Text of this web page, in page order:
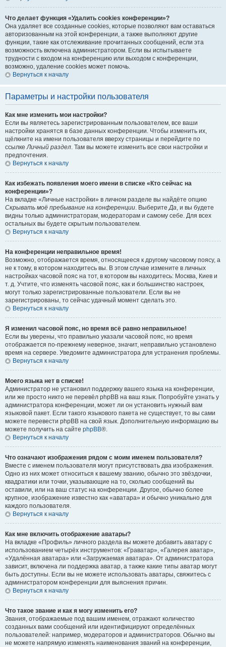
Что делает функция «Удалить cookies конференции»?
Она удаляет все созданные cookies, которые позволяют вам оставаться
авторизованным на этой конференции, а также выполняют другие
функции, такие как отслеживание прочитанных сообщений, если эта
возможность включена администратором. Если вы испытываете
трудности с входом на конференцию или выходом с конференции,
возможно, удаление cookies может помочь.
Вернуться к началу
Параметры и настройки пользователя
Как мне изменить мои настройки?
Если вы являетесь зарегистрированным пользователем, все ваши
настройки хранятся в базе данных конференции. Чтобы изменить их,
щёлкните на имени пользователя вверху страницы и перейдите по
ссылкеЛичный раздел. Там вы можете изменить все свои настройки и
предпочтения.
Вернуться к началу
Как избежать появления моего имени в списке «Кто сейчас на
конференции»?
На вкладке «Личные настройки» в личном разделе вы найдёте опцию
Скрывать моё пребывание на конференции. ВыберитеДа, и вы будете
видны только администраторам, модераторам и самому себе. Для всех
остальных вы будете скрытым пользователем.
Вернуться к началу
На конференции неправильное время!
Возможно, отображается время, относящееся к другому часовому поясу, а
не к тому, в котором находитесь вы. В этом случае измените в личных
настройках часовой пояс на тот, в котором вы находитесь: Москва, Киев и
т. д. Учтите, что изменять часовой пояс, как и большинство настроек,
могут только зарегистрированные пользователи. Если вы не
зарегистрированы, то сейчас удачный момент сделать это.
Вернуться к началу
Я изменил часовой пояс, но время всё равно неправильное!
Если вы уверены, что правильно указали часовой пояс, но время
отображается по-прежнему неверное, значит, неправильно установлено
время на сервере. Уведомите администратора для устранения проблемы.
Вернуться к началу
Моего языка нет в списке!
Администратор не установил поддержку вашего языка на конференции,
или же просто никто не перевёл phpBB на ваш язык. Попробуйте узнать у
администратора конференции, может ли он установить нужный вам
языковой пакет. Если такого языкового пакета не существует, то вы сами
можете перевести phpBB на свой язык. Дополнительную информацию вы
можете получить на сайте phpBB®.
Вернуться к началу
Что означают изображения рядом с моим именем пользователя?
Вместе с именем пользователя могут присутствовать два изображения.
Одно из них может относиться к вашему званию, обычно это звёздочки,
квадратики или точки, указывающие на то, сколько сообщений вы
оставили, или на ваш статус на конференции. Другое, обычно более
крупное, изображение известно как «аватара» и обычно уникально для
каждого пользователя.
Вернуться к началу
Как мне включить отображение аватары?
На вкладке «Профиль» личного раздела вы можете добавить аватару с
использованием четырёх инструментов: «Граватар», «Галерея аватар»,
«Удалённая аватара» или «Загружаемая аватара». От администратора
зависит, включена ли поддержка аватар, а также какие типы аватар могут
быть доступны. Если вы не можете использовать аватары, свяжитесь с
администратором конференции для выяснения причин.
Вернуться к началу
Что такое звание и как я могу изменить его?
Звания, отображаемые под вашим именем, отражают количество
созданных вами сообщений или идентифицируют определённых
пользователей: например, модераторов и администраторов. Обычно вы
не можете напрямую изменять наименования званий на конференции,